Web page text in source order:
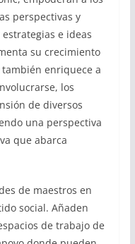
perspectivas y
e ideas
su crecimiento
enriquece a
los
de diversos
una perspectiva
que abarca
de maestros en
social. Añaden
de trabajo de